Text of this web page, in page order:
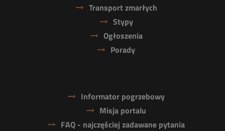
Transport zmarłych
Stypy
Ogłoszenia
Porady
Informator pogrzebowy
Misja portalu
FAQ - najczęściej zadawane pytania